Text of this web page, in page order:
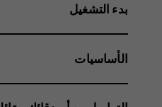
بدء التشغيل
الأساسيات